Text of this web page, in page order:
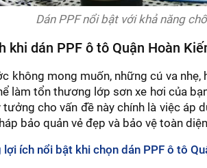
Dán PPF nổi bật với khả năng
khi dán PPF ô tô Quận Hoàn
không mong muốn, những cú va
làm tổn thương lớp sơn xe hơi của
cho vấn đề này chính là việc áp
bảo quản vẻ đẹp và bảo vệ toàn
lợi ích nổi bật khi chọn dán PPF ô tô